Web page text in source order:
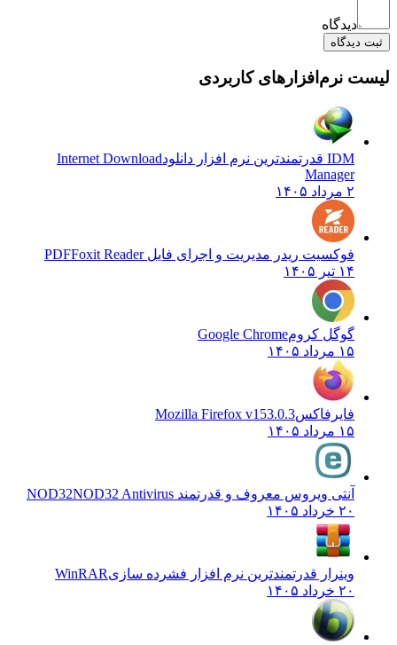
دیدگاه
ثبت دیدگاه
لیست نرم‌افزارهای کاربردی
IDM قدرتمندترین نرم افزار دانلود
Internet Download
Manager
۲ مرداد ۱۴۰۵
فوکسیت ریدر مدیریت و اجرای فایل PDFFoxit Reader
۱۴ تیر ۱۴۰۵
گوگل کرومGoogle Chrome
۱۵ مرداد ۱۴۰۵
فایرفاکسMozilla Firefox v153.0.3
۱۵ مرداد ۱۴۰۵
آنتی ویروس معروف و قدرتمند NOD32 NOD32 Antivirus
۲۰ خرداد ۱۴۰۵
وینرار قدرتمندترین نرم افزار فشرده سازیWinRAR
۲۰ خرداد ۱۴۰۵